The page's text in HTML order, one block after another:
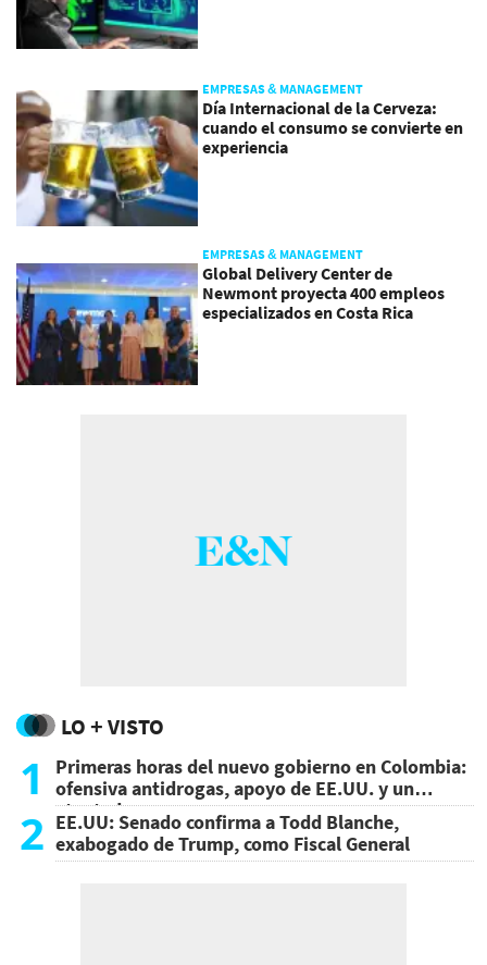
EMPRESAS & MANAGEMENT
Día Internacional de la Cerveza:
cuando el consumo se convierte en
experiencia
EMPRESAS & MANAGEMENT
Global Delivery Center de
Newmont proyecta 400 empleos
especializados en Costa Rica
LO + VISTO
1
Primeras horas del nuevo gobierno en Colombia:
ofensiva antidrogas, apoyo de EE.UU. y un
atentado
2 EE.UU: Senado confirma a Todd Blanche,
exabogado de Trump, como Fiscal General